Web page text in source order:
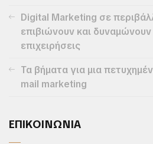
Digital Marketing σε
επιβιώνουν και
επιχειρήσεις
Τα βήματα για μια
mail marketing
ΕΠΙΚΟΙΝΩΝΙΑ